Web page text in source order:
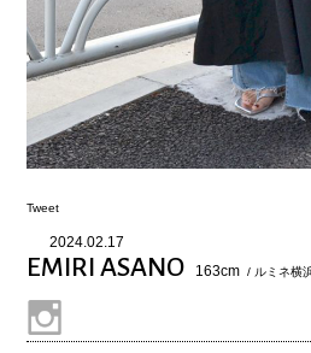
Tweet
2024.02.17
EMIRI ASANO 163cm / ルミネ横